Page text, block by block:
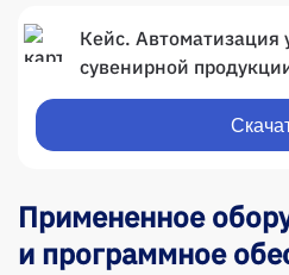
Кейс. Автоматизация
сувенирной
Примененное
и программное